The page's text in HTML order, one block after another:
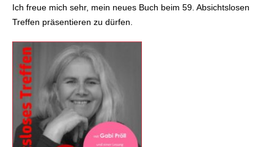
Ich freue mich sehr, mein neues Buch beim 59. Absichtslosen
Treffen präsentieren zu dürfen.